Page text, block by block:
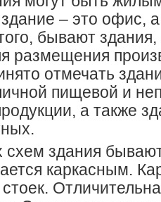
– это офис,
бывают
размещения
отмечать
пищевой и
а также
схем здания
каркасным.